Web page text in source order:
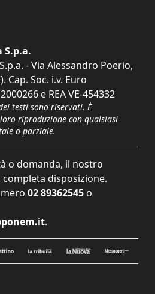
S.p.a.
- Via Alessandro Poerio,
Cap. Soc. i.v. Euro
e REA VE-454332
testi sono riservati. È
riproduzione con qualsiasi
o parziale.
o domanda, il nostro
disposizione.
02 89362545 o
.